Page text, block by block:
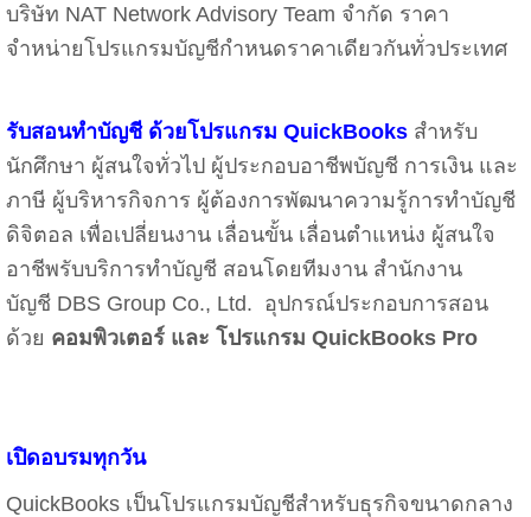
บริษัท NAT Network Advisory Team จำกัด ราคา
จำหน่ายโปรแกรมบัญชีกำหนดราคาเดียวกันทั่วประเทศ
รับสอนทำบัญชี ด้วยโปรแกรม QuickBooks สำหรับ
นักศึกษา ผู้สนใจทั่วไป ผู้ประกอบอาชีพบัญชี การเงิน และ
ภาษี ผู้บริหารกิจการ ผู้ต้องการพัฒนาความรู้การทำบัญชี
ดิจิตอล เพื่อเปลี่ยนงาน เลื่อนขั้น เลื่อนตำแหน่ง ผู้สนใจ
อาชีพรับบริการทำบัญชี สอนโดยทีมงาน สำนักงาน
บัญชี DBS Group Co., Ltd. อุปกรณ์ประกอบการสอน
ด้วย คอมพิวเตอร์ และ โปรแกรม QuickBooks Pro
เปิดอบรมทุกวัน
QuickBooks เป็นโปรแกรมบัญชีสำหรับธุรกิจขนาดกลาง